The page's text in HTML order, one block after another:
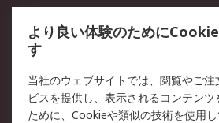
クッキーポリシー
RSについて
会社概要
採用
より良い体験のために
す
当社のウェブサイトでは、閲覧やご
ビスを提供し、表示されるコンテン
ために、Cookieや類似の技術を使用